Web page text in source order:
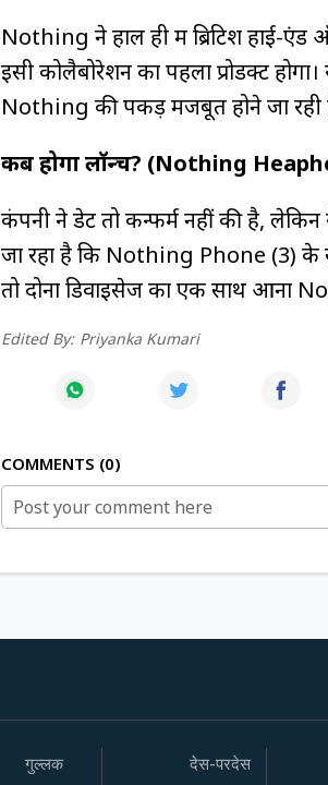
Nothing ने हाल ही में ब्रिटिश हाई-एंड
इसी कोलैबोरेशन का पहला प्रोडक्ट
Nothing की पकड़ मजबूत होने जा रही
कब होगा लॉन्च? (Nothing
कंपनी ने डेट तो कन्फर्म नहीं की है,
जा रहा है कि Nothing Phone (3) के
तो दोनों डिवाइसेज का एक साथ आना
Edited By: Priyanka Kumari
COMMENTS 0
गुल्लक देस-परदेस